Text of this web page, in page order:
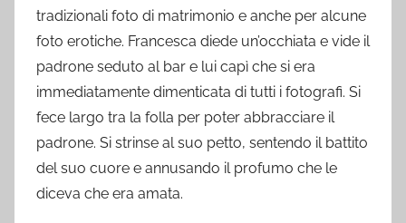
tradizionali foto di matrimonio e anche per alcune
foto erotiche. Francesca diede un’occhiata e vide il
padrone seduto al bar e lui capì che si era
immediatamente dimenticata di tutti i fotografi. Si
fece largo tra la folla per poter abbracciare il
padrone. Si strinse al suo petto, sentendo il battito
del suo cuore e annusando il profumo che le
diceva che era amata.